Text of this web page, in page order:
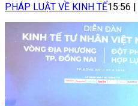
PHÁP LUẬT VỀ KINH TẾ15:56 |